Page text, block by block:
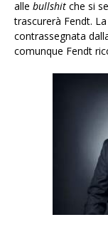
alle bullshit che si
trascurerà Fendt.
contrassegnata
comunque Fendt